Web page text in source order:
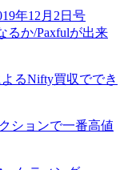
年12月2日号
るか/Paxfulが出来
よるNifty買収ででき
ションで一番高値